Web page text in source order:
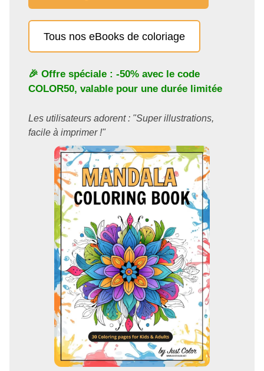
Tous nos eBooks de coloriage
🎉 Offre spéciale : -50% avec le code
COLOR50, valable pour une durée limitée
Les utilisateurs adorent : "Super illustrations,
facile à imprimer !"